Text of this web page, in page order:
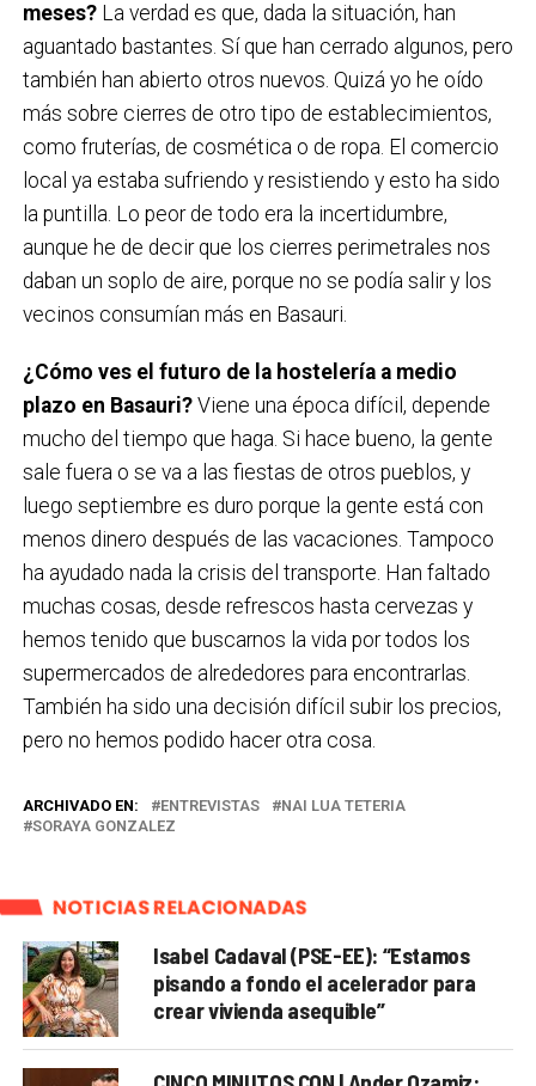
meses?La verdad es que, dada la situación, han
aguantado bastantes. Sí que han cerrado algunos, pero
también han abierto otros nuevos. Quizá yo he oído
más sobre cierres de otro tipo de establecimientos,
como fruterías, de cosmética o de ropa. El comercio
local ya estaba sufriendo y resistiendo y esto ha sido
la puntilla. Lo peor de todo era la incertidumbre,
aunque he de decir que los cierres perimetrales nos
daban un soplo de aire, porque no se podía salir y los
vecinos consumían más en Basauri.
¿Cómo ves el futuro de la hostelería a medio
plazo en Basauri?Viene una época difícil, depende
mucho del tiempo que haga. Si hace bueno, la gente
sale fuera o se va a las fiestas de otros pueblos, y
luego septiembre es duro porque la gente está con
menos dinero después de las vacaciones. Tampoco
ha ayudado nada la crisis del transporte. Han faltado
muchas cosas, desde refrescos hasta cervezas y
hemos tenido que buscarnos la vida por todos los
supermercados de alrededores para encontrarlas.
También ha sido una decisión difícil subir los precios,
pero no hemos podido hacer otra cosa.
ARCHIVADO EN: ENTREVISTAS
NAI LUA TETERIA
SORAYA GONZALEZ
NOTICIAS RELACIONADAS
Isabel Cadaval (PSE-EE): “Estamos
pisando a fondo el acelerador para
crear vivienda asequible”